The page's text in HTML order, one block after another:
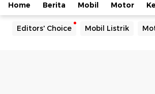
Home Berita Mobil Motor
Editors' Choice Mobil Listrik